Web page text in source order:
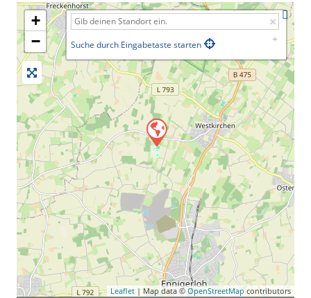
+
−
Suche durch Eingabetaste starten
Leaflet | Map data ©OpenStreetMapcontributors